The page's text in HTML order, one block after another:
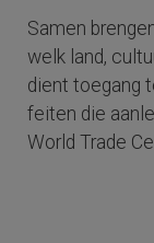
Samen
welk land,
dient toegang
feiten die
World Trade